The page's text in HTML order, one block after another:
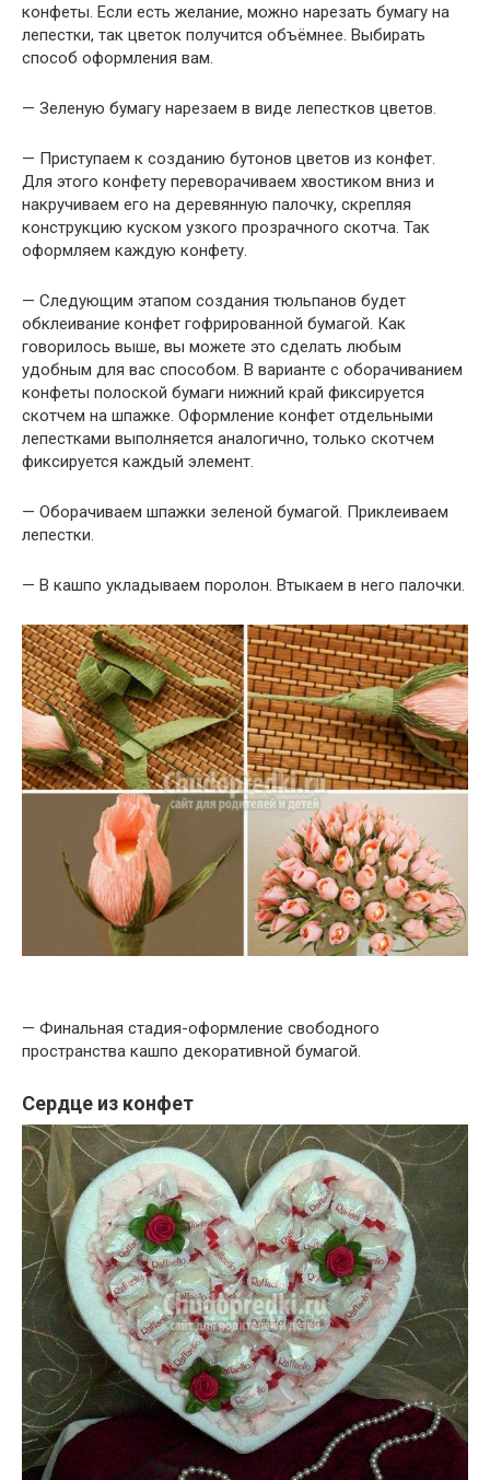
конфеты. Если есть желание, можно нарезать бумагу на
лепестки, так цветок получится объёмнее. Выбирать
способ оформления вам.
— Зеленую бумагу нарезаем в виде лепестков цветов.
— Приступаем к созданию бутонов цветов из конфет.
Для этого конфету переворачиваем хвостиком вниз и
накручиваем его на деревянную палочку, скрепляя
конструкцию куском узкого прозрачного скотча. Так
оформляем каждую конфету.
— Следующим этапом создания тюльпанов будет
обклеивание конфет гофрированной бумагой. Как
говорилось выше, вы можете это сделать любым
удобным для вас способом. В варианте с оборачиванием
конфеты полоской бумаги нижний край фиксируется
скотчем на шпажке. Оформление конфет отдельными
лепестками выполняется аналогично, только скотчем
фиксируется каждый элемент.
— Оборачиваем шпажки зеленой бумагой. Приклеиваем
лепестки.
— В кашпо укладываем поролон. Втыкаем в него палочки.
— Финальная стадия-оформление свободного
пространства кашпо декоративной бумагой.
Сердце из конфет